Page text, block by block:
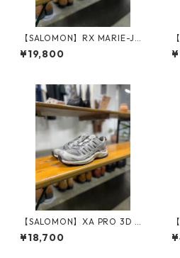
【SALOMON】RX MARIE-JE
ANNE_BLACK
¥19,800
【SALOMON】XA PRO 3D A
MPHIB_PALOMA
¥18,700